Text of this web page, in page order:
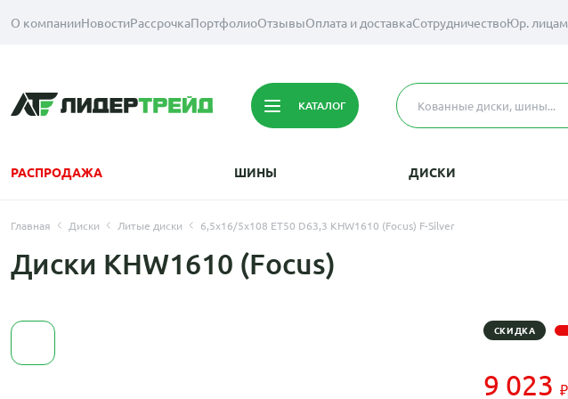
О компанииНовостиРассрочкаПортфолиоОтзывыОплата и доставкаСотрудничествоЮр. лицам
КАТАЛОГ
РАСПРОДАЖА ШИНЫ ДИСКИ
Главная Диски Литые диски 6,5x16/5x108 ET50 D63,3 KHW1610 (Focus) F-Silver
Диски KHW1610 (Focus)
СКИДКА
9 023